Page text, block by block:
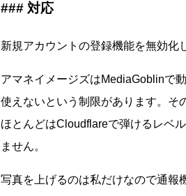
対応
新規アカウントの登録機能を無効化
アマネイメージズはMediaGoblinで
使えないという制限があります。そ
ほとんどはCloudflareで弾けるレベ
ません。
写真を上げるのは私だけなので通報